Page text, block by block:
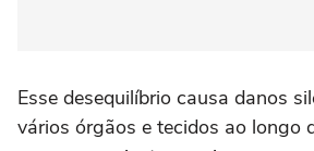
Esse desequilíbrio causa danos
vários órgãos e tecidos ao longo